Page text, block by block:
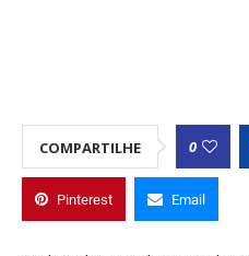
COMPARTILHE 0
Pinterest Email